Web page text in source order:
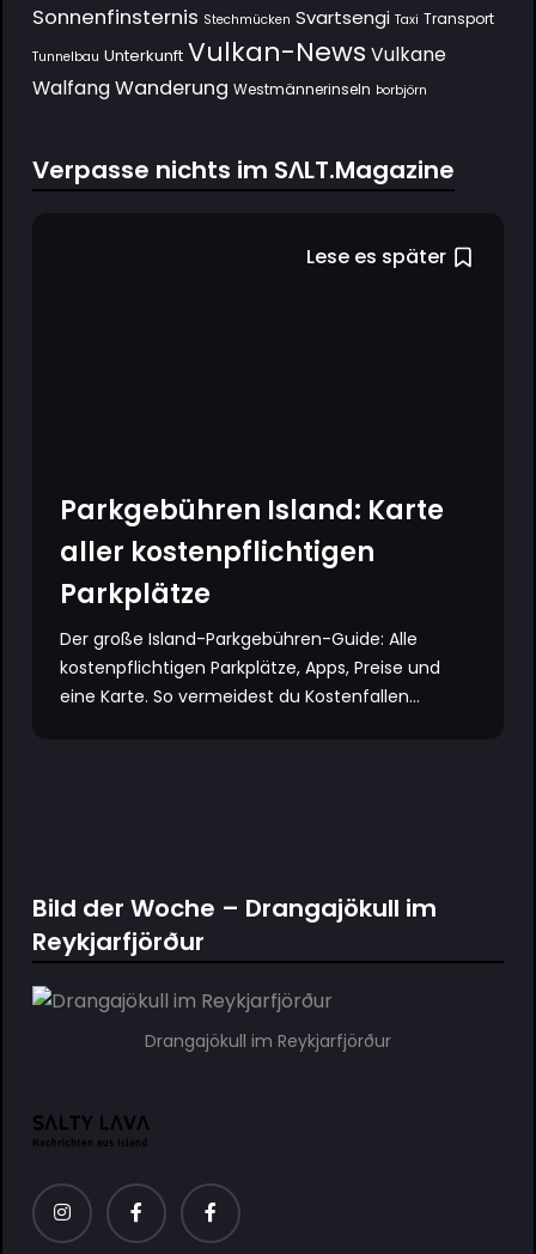
Sonnenfinsternis Stechmücken Svartsengi Taxi Transport
Tunnelbau Unterkunft Vulkan-News Vulkane
Walfang Wanderung Westmännerinseln Þorbjörn
Verpasse nichts im SΛLT.Magazine
Lese es später
Parkgebühren Island: Karte
aller kostenpflichtigen
Parkplätze
Der große Island-Parkgebühren-Guide: Alle
kostenpflichtigen Parkplätze, Apps, Preise und
eine Karte. So vermeidest du Kostenfallen...
Bild der Woche – Drangajökull im
Reykjarfjörður
Drangajökull im Reykjarfjörður